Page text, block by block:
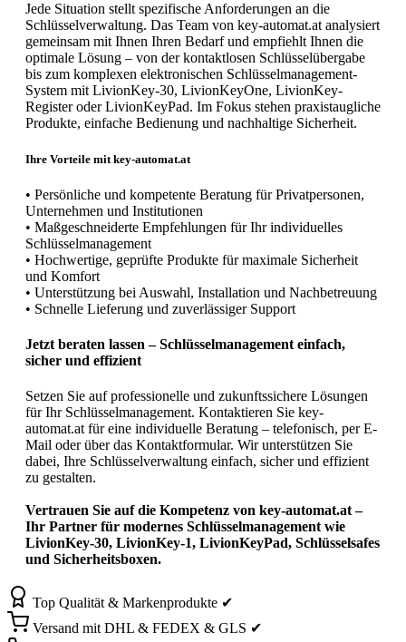
Jede Situation stellt spezifische Anforderungen an die
Schlüsselverwaltung. Das Team von key-automat.at analysiert
gemeinsam mit Ihnen Ihren Bedarf und empfiehlt Ihnen die
optimale Lösung – von der kontaktlosen Schlüsselübergabe
bis zum komplexen elektronischen Schlüsselmanagement-
System mit LivionKey-30, LivionKeyOne, LivionKey-
Register oder LivionKeyPad. Im Fokus stehen praxistaugliche
Produkte, einfache Bedienung und nachhaltige Sicherheit.
Ihre Vorteile mit key-automat.at
• Persönliche und kompetente Beratung für Privatpersonen,
Unternehmen und Institutionen
• Maßgeschneiderte Empfehlungen für Ihr individuelles
Schlüsselmanagement
• Hochwertige, geprüfte Produkte für maximale Sicherheit
und Komfort
• Unterstützung bei Auswahl, Installation und Nachbetreuung
• Schnelle Lieferung und zuverlässiger Support
Jetzt beraten lassen – Schlüsselmanagement einfach,
sicher und effizient
Setzen Sie auf professionelle und zukunftssichere Lösungen
für Ihr Schlüsselmanagement. Kontaktieren Sie key-
automat.at für eine individuelle Beratung – telefonisch, per E-
Mail oder über das Kontaktformular. Wir unterstützen Sie
dabei, Ihre Schlüsselverwaltung einfach, sicher und effizient
zu gestalten.
Vertrauen Sie auf die Kompetenz von key-automat.at –
Ihr Partner für modernes Schlüsselmanagement wie
LivionKey-30, LivionKey-1, LivionKeyPad, Schlüsselsafes
und Sicherheitsboxen.
Top Qualität & Markenprodukte ✔
Versand mit DHL & FEDEX & GLS ✔